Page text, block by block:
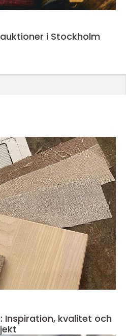
i Stockholm
Inspiration, kvalitet och